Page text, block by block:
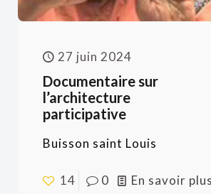
27 juin 2024
Documentaire sur
l’architecture
participative
Buisson saint Louis
14 0 En savoir plus